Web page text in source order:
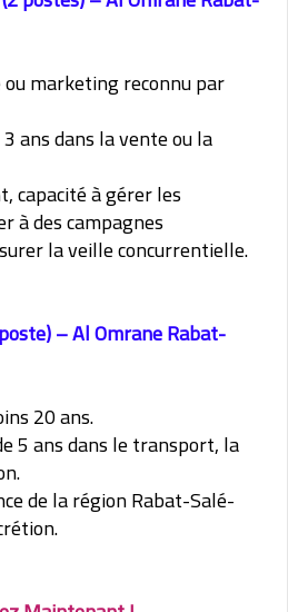
marketing reconnu par
ans dans la vente ou la
capacité à gérer les
à des campagnes
la veille concurrentielle.
– Al Omrane Rabat-
20 ans.
5 ans dans le transport, la
de la région Rabat-Salé-